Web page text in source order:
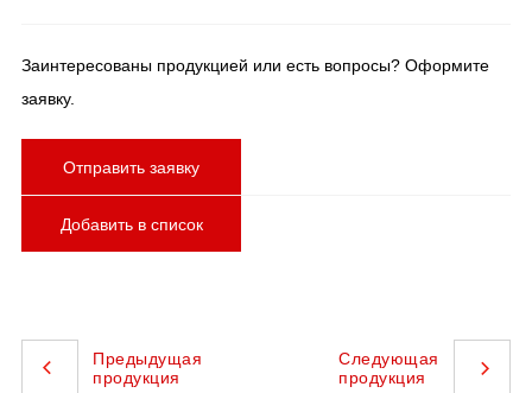
Заинтересованы продукцией или есть вопросы? Оформите
заявку.
Отправить заявку
Добавить в список
Предыдущая
продукция
Следующая
продукция